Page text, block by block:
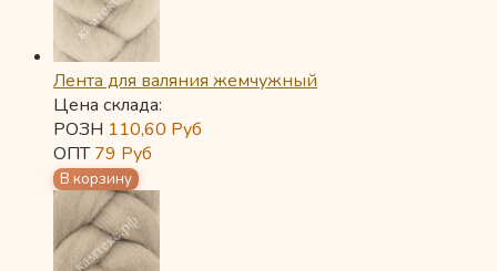
Лента для валяния жемчужный
Цена склада:
РОЗН 110,60 Руб
ОПТ79 Руб